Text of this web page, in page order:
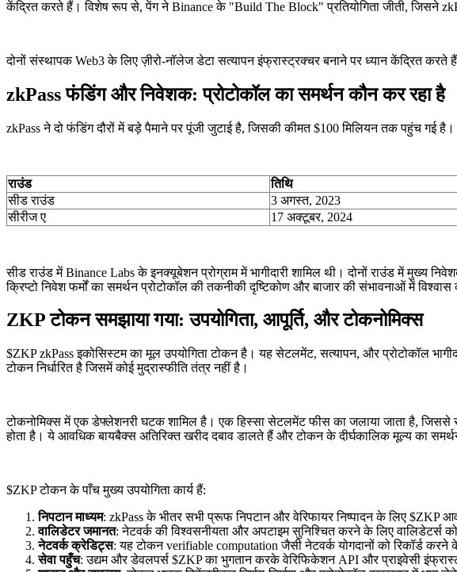
केंद्रित करते हैं। विशेष रूप से, पेंग ने Binance के "Build The Block" प्रतियोगिता जीती, जिसने
दोनों संस्थापक Web3 के लिए ज़ीरो-नॉलेज डेटा सत्यापन इंफ्रास्ट्रक्चर बनाने पर ध्यान केंद्रित
zkPass फंडिंग और निवेशक: प्रोटोकॉल का समर्थन कौन कर रहा है
zkPass ने दो फंडिंग दौरों में बड़े पैमाने पर पूंजी जुटाई है, जिसकी कीमत $100 मिलियन तक पहुंच गई है।
राउंड तिथि
सीड राउंड
3 अगस्त, 2023
सीरीज ए
17 अक्टूबर, 2024
सीड राउंड में Binance Labs के इनक्यूबेशन प्रोग्राम में भागीदारी शामिल थी। दोनों राउंड में मुख्य
क्रिप्टो निवेश फर्मों का समर्थन प्रोटोकॉल की तकनीकी दृष्टिकोण और बाजार की संभावनाओं में विश्वास
ZKP टोकन समझाया गया: उपयोगिता, आपूर्ति, और टोकनोमिक्स
$ZKP zkPass इकोसिस्टम का मूल उपयोगिता टोकन है। यह सेटलमेंट, सत्यापन, और प्रोटोकॉल
टोकन निर्धारित है जिसमें कोई मुद्रास्फीति तंत्र नहीं है।
टोकनोमिक्स में एक डेफ्लेशनरी घटक शामिल है। एक हिस्सा सेटलमेंट फीस का जलाया जाता है, जिससे
होता है। ये आवधिक बायबैक्स अतिरिक्त खरीद दबाव डालते हैं और टोकन के दीर्घकालिक मूल्य का
$ZKP टोकन के पाँच मुख्य उपयोगिता कार्य हैं:
निपटान माध्यम: zkPass के भीतर सभी प्रूफ निपटान और वेरिफायर निष्पादन के लिए $ZKP
वालिडेटर जमानत: नेटवर्क की विश्वसनीयता और अपटाइम सुनिश्चित करने के लिए
नेटवर्क क्रेडिट्स: यह टोकन verifiable computation जैसी नेटवर्क योगदानों को रिकॉर्ड
सेवा पहुँच: उद्यम और डेवलपर्स $ZKP का भुगतान करके वेरिफिकेशन API और प्राइवेसी